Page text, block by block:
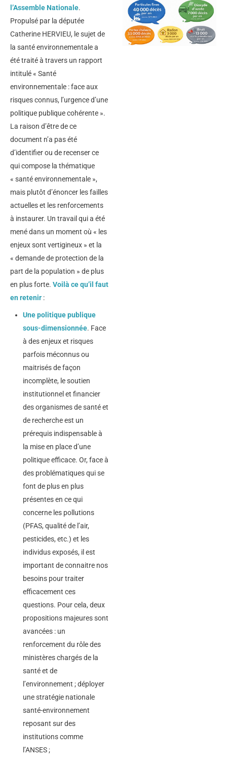
l’Assemble Nationale.
Propulsé par la députée
Catherine HERVIEU, le sujet de
la santé environnementale a
été traité à travers un rapport
intitulé « Santé
environnementale : face aux
risques connus, l’urgence d’une
politique publique cohérente ».
La raison d’être de ce
document n’a pas été
d’identifier ou de recenser ce
qui compose la thématique
« santé environnementale »,
mais plutôt d’énoncer les failles
actuelles et les renforcements
à instaurer. Un travail qui a été
mené dans un moment où « les
enjeux sont vertigineux » et la
« demande de protection de la
part de la population » de plus
en plus forte. Voilà ce qu’il faut
en retenir :
Une politique publique
sous-dimensionnée. Face
à des enjeux et risques
parfois méconnus ou
maitrisés de façon
incomplète, le soutien
institutionnel et financier
des organismes de santé et
de recherche est un
prérequis indispensable à
la mise en place d’une
politique efficace. Or, face à
des problématiques qui se
font de plus en plus
présentes en ce qui
concerne les pollutions
(PFAS, qualité de l’air,
pesticides, etc.) et les
individus exposés, il est
important de connaitre nos
besoins pour traiter
efficacement ces
questions. Pour cela, deux
propositions majeures sont
avancées : un
renforcement du rôle des
ministères chargés de la
santé et de
l’environnement ; déployer
une stratégie nationale
santé-environnement
reposant sur des
institutions comme
l’ANSES ;